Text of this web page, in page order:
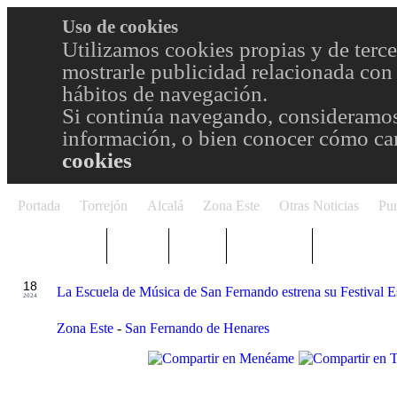
Uso de cookies
Utilizamos cookies propias y de
mostrarle publicidad relacionada
hábitos de navegación.
Si continúa navegando,
información, o bien conocer cómo
cookies
Portada Torrejón Alcalá Zona Este Otras Noticias
18
2024 La Escuela de Música de San Fernando estrena su Festival
Zona Este - San Fernando de Henares